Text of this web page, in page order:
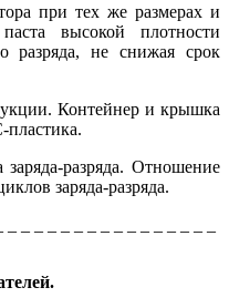
при тех же размерах и
высокой плотности
разряда, не снижая срок
Контейнер и крышка
пластика.
заряда-разряда. Отношение
заряда-разряда.